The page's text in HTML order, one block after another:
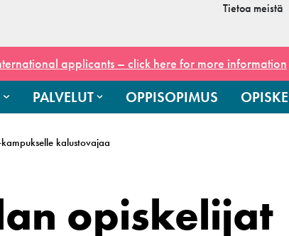
Tietoa meistä
applicants – click here for more information
PALVELUT OPPISOPIMUS
kalustovajaa
opiskelijat